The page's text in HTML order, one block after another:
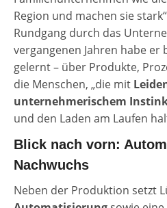
Region und machen sie
Rundgang durch das
vergangenen Jahren habe er
gelernt – über Produkte,
die Menschen, „die mit
unternehmerischem
und den Laden am Laufen
Blick nach vorn:
Nachwuchs
Neben der Produktion setzt